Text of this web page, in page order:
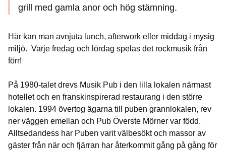
grill med gamla anor och hög stämning.
Här kan man avnjuta lunch, afterwork eller middag i mysig
miljö. Varje fredag och lördag spelas det rockmusik från
förr!
På 1980-talet drevs Musik Pub i den lilla lokalen närmast
hotellet och en franskinspirerad restaurang i den större
lokalen. 1994 övertog ägarna till puben grannlokalen, rev
ner väggen emellan och Pub Överste Mörner var född.
Alltsedandess har Puben varit välbesökt och massor av
gäster från när och fjärran har återkommit gång på gång för